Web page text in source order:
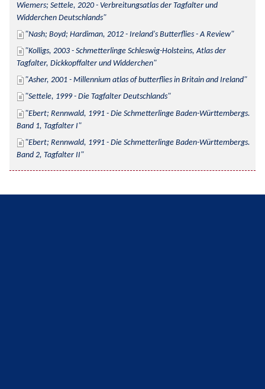
Wiemers; Settele, 2020 - Verbreitungsatlas der Tagfalter und
Widderchen Deutschlands
Nash; Boyd; Hardiman, 2012 - Ireland's Butterflies - A Review
Kolligs, 2003 - Schmetterlinge Schleswig-Holsteins, Atlas der
Tagfalter, Dickkopffalter und Widderchen
Asher, 2001 - Millennium atlas of butterflies in Britain and Ireland
Settele, 1999 - Die Tagfalter Deutschlands
Ebert; Rennwald, 1991 - Die Schmetterlinge Baden-Württembergs.
Band 1, Tagfalter I
Ebert; Rennwald, 1991 - Die Schmetterlinge Baden-Württembergs.
Band 2, Tagfalter II